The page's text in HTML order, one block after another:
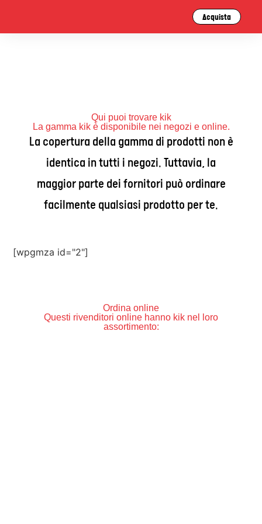
Acquista
Qui puoi trovare kik
La gamma kik è disponibile nei negozi e online.
La copertura della gamma di prodotti non è
identica in tutti i negozi. Tuttavia, la
maggior parte dei fornitori può ordinare
facilmente qualsiasi prodotto per te.
[wpgmza id="2"]
Ordina online
Questi rivenditori online hanno kik nel loro
assortimento: